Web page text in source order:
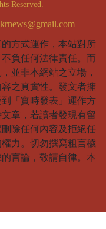
Reserved.
方式運作，本站對所
負任何法律責任。而
並非本網站之立場，
之真實性。發文者擁
「實時發表」運作方
章，若讀者發現有留
除任何內容及拒絕任
力。切勿撰寫粗言穢
言論，敬請自律。本